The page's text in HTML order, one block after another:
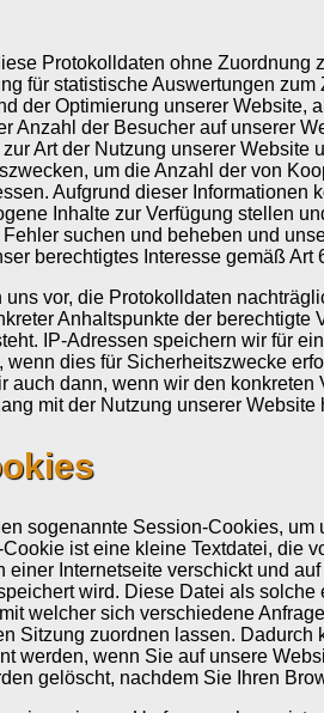
Protokolldaten ohne Zuordnung
für statistische Auswertungen
der Optimierung unserer Website,
Anzahl der Besucher auf unserer
Art der Nutzung unserer Website
um die Anzahl der von
Aufgrund dieser Informationen
Inhalte zur Verfügung stellen
suchen und beheben und
berechtigtes Interesse gemäß Art
uns vor, die Protokolldaten
Anhaltspunkte der berechtigte
IP-Adressen speichern wir für
wenn dies für Sicherheitszwecke
auch dann, wenn wir den konkreten
mit der Nutzung unserer Website
sogenannte Session-Cookies, um
ist eine kleine Textdatei, die
einer Internetseite verschickt und
wird. Diese Datei als solche
welcher sich verschiedene
Sitzung zuordnen lassen. Dadurch
werden, wenn Sie auf unsere
gelöscht, nachdem Sie Ihren